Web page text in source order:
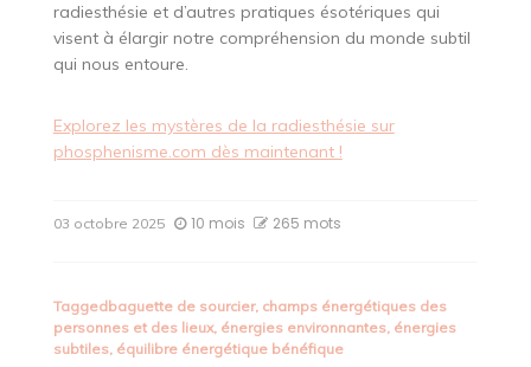
radiesthésie et d’autres pratiques ésotériques qui
visent à élargir notre compréhension du monde subtil
qui nous entoure.
Explorez les mystères de la radiesthésie sur
phosphenisme.com dès maintenant !
03 octobre 2025 10 mois 265 mots
Taggedbaguette de sourcier, champs énergétiques des
personnes et des lieux, énergies environnantes, énergies
subtiles, équilibre énergétique bénéfique